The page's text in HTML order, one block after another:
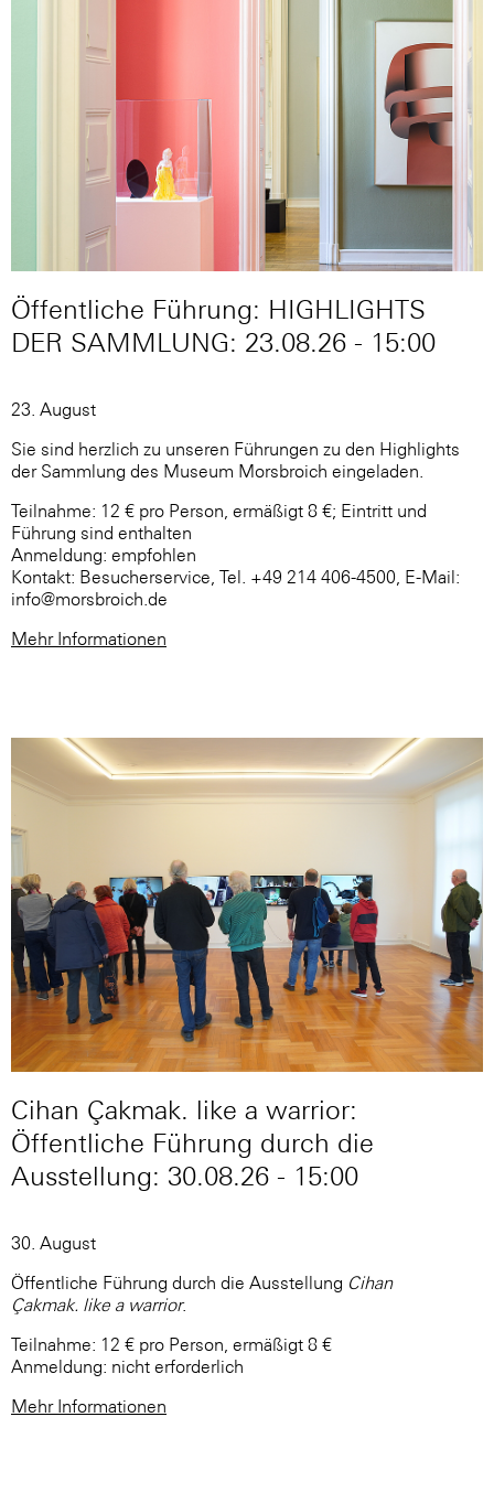
Öffentliche Führung: HIGHLIGHTS
DER SAMMLUNG: 23.08.26 - 15:00
23. August
Sie sind herzlich zu unseren Führungen zu den Highlights
der Sammlung des Museum Morsbroich eingeladen.
Teilnahme: 12 € pro Person, ermäßigt 8 €; Eintritt und
Führung sind enthalten
Anmeldung: empfohlen
Kontakt: Besucherservice, Tel. +49 214 406-4500, E-Mail:
info@morsbroich.de
Mehr Informationen
Cihan Çakmak. like a warrior:
Öffentliche Führung durch die
Ausstellung: 30.08.26 - 15:00
30. August
Öffentliche Führung durch die Ausstellung Cihan
Çakmak. like a warrior.
Teilnahme: 12 € pro Person, ermäßigt 8 €
Anmeldung: nicht erforderlich
Mehr Informationen